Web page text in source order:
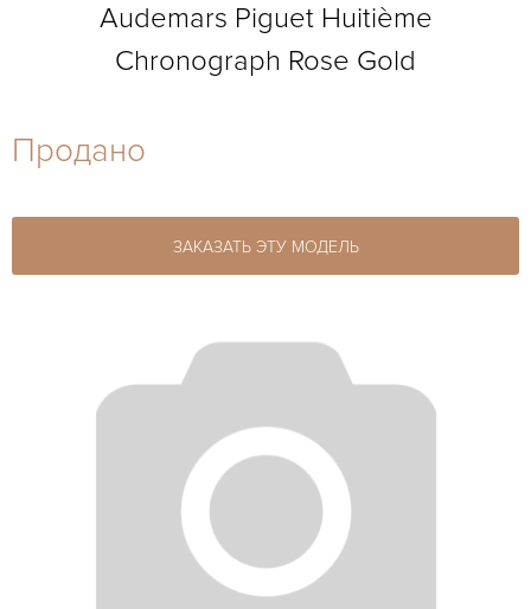
27-44
Audemars Piguet Huitième
Chronograph Rose Gold
Продано
ЗАКАЗАТЬ ЭТУ МОДЕЛЬ